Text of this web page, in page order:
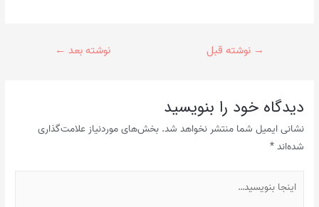
راهبری
→ نوشته قبل نوشته بعد ←
دیدگاه‌ خود را بنویسید
نشانی ایمیل شما منتشر نخواهد شد. بخش‌های موردنیاز علامت‌گذاری
شده‌اند*
بنویسید…